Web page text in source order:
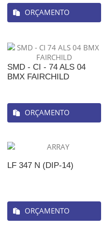
ORÇAMENTO
SMD - CI - 74 ALS 04
BMX FAIRCHILD
ORÇAMENTO
LF 347 N (DIP-14)
ORÇAMENTO